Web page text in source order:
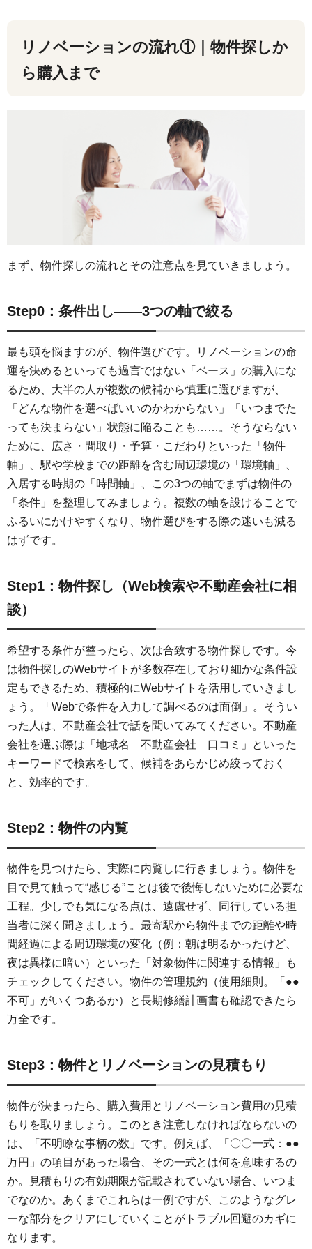
リノベーションの流れ①｜物件探しか
ら購入まで
まず、物件探しの流れとその注意点を見ていきましょう。
Step0：条件出し——3つの軸で絞る
最も頭を悩ますのが、物件選びです。リノベーションの命
運を決めるといっても過言ではない「ベース」の購入にな
るため、大半の人が複数の候補から慎重に選びますが、
「どんな物件を選べばいいのかわからない」「いつまでた
っても決まらない」状態に陥ることも……。そうならない
ために、広さ・間取り・予算・こだわりといった「物件
軸」、駅や学校までの距離を含む周辺環境の「環境軸」、
入居する時期の「時間軸」、この3つの軸でまずは物件の
「条件」を整理してみましょう。複数の軸を設けることで
ふるいにかけやすくなり、物件選びをする際の迷いも減る
はずです。
Step1：物件探し（Web検索や不動産会社に相
談）
希望する条件が整ったら、次は合致する物件探しです。今
は物件探しのWebサイトが多数存在しており細かな条件設
定もできるため、積極的にWebサイトを活用していきまし
ょう。「Webで条件を入力して調べるのは面倒」。そうい
った人は、不動産会社で話を聞いてみてください。不動産
会社を選ぶ際は「地域名 不動産会社 口コミ」といった
キーワードで検索をして、候補をあらかじめ絞っておく
と、効率的です。
Step2：物件の内覧
物件を見つけたら、実際に内覧しに行きましょう。物件を
目で見て触って“感じる”ことは後で後悔しないために必要な
工程。少しでも気になる点は、遠慮せず、同行している担
当者に深く聞きましょう。最寄駅から物件までの距離や時
間経過による周辺環境の変化（例：朝は明るかったけど、
夜は異様に暗い）といった「対象物件に関連する情報」も
チェックしてください。物件の管理規約（使用細則。「●●
不可」がいくつあるか）と長期修繕計画書も確認できたら
万全です。
Step3：物件とリノベーションの見積もり
物件が決まったら、購入費用とリノベーション費用の見積
もりを取りましょう。このとき注意しなければならないの
は、「不明瞭な事柄の数」です。例えば、「〇〇一式：●●
万円」の項目があった場合、その一式とは何を意味するの
か。見積もりの有効期限が記載されていない場合、いつま
でなのか。あくまでこれらは一例ですが、このようなグレ
ーな部分をクリアにしていくことがトラブル回避のカギに
なります。